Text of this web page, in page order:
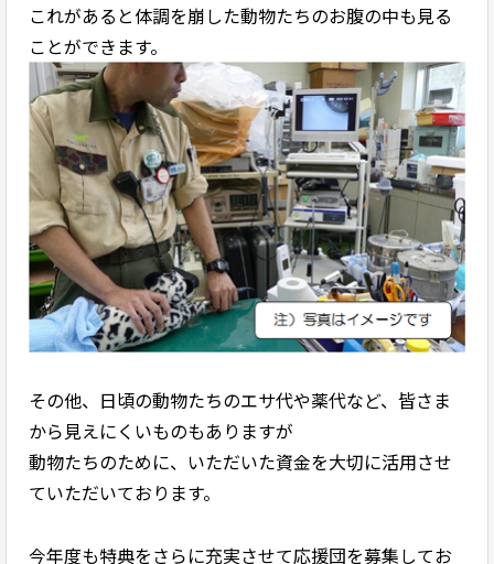
これがあると体調を崩した動物たちのお腹の中も見る
ことができます。
その他、日頃の動物たちのエサ代や薬代など、皆さま
から見えにくいものもありますが
動物たちのために、いただいた資金を大切に活用させ
ていただいております。
今年度も特典をさらに充実させて応援団を募集してお